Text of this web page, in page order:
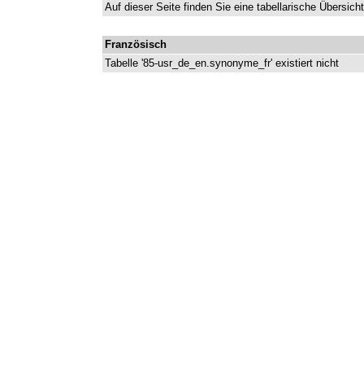
Auf dieser Seite finden Sie eine tabellarische
Französisch
Tabelle '85-usr_de_en.synonyme_fr' existiert nicht